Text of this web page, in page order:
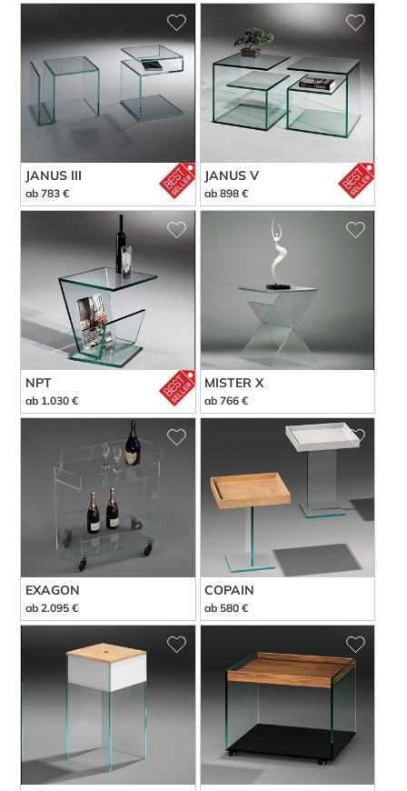
JANUS III
ab 783 €
JANUS V
ab 898 €
NPT
ab 1.030 €
MISTER X
ab 766 €
EXAGON
ab 2.095 €
COPAIN
ab 580 €